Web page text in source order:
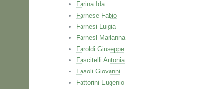
Farina Ida
Farnese Fabio
Farnesi Luigia
Farnesi Marianna
Faroldi Giuseppe
Fascitelli Antonia
Fasoli Giovanni
Fattorini Eugenio